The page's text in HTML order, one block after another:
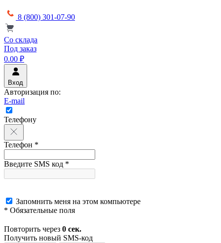
8 (800) 301-07-90
Со склада
Под заказ
0.00 ₽
Вход
Авторизация по:
E-mail
Телефону
Телефон *
Введите SMS код *
Запомнить меня на этом компьютере
* Обязательные поля
Повторить через 0 сек.
Получить новый SMS-код